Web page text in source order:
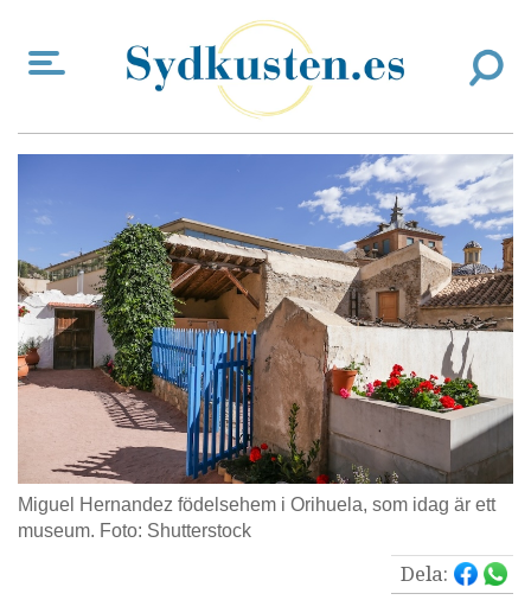
Miguel Hernandez födelsehem i Orihuela, som idag är ett
museum. Foto: Shutterstock
Dela: